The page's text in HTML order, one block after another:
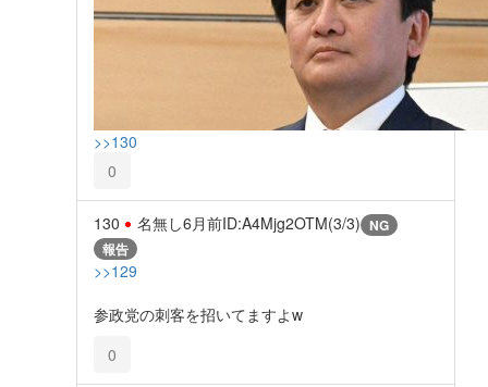
>>130
0
130 名無し6月前ID:A4Mjg2OTM(3/3) NG
報告
>>129
参政党の刺客を招いてますよw
0